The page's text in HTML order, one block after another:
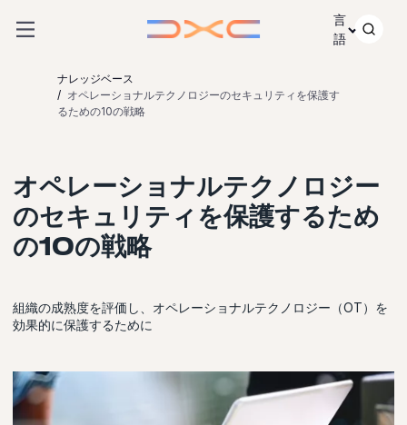
言
語
ナレッジベース
オペレーショナルテクノロジーのセキュリティを保護す
るための10の戦略
オペレーショナルテクノロジー
のセキュリティを保護するため
の10の戦略
組織の成熟度を評価し、オペレーショナルテクノロジー（OT）を
効果的に保護するために